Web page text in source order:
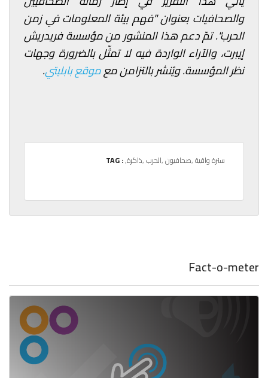
والصحافيات بعنوان "فهم بيئة المعلومات في زمن
الحرب". تمّ دعم هذا المنشور من مؤسسة فريدريش
إيبرت، والآراء الواردة فيه لا تمثّل بالضرورة وجهات
نظر المؤسسة. ويُنشر بالتزامن معموقع بابليتي.
TAG : ,سترة واقية,صحافيون,الحرب,ذاكرة
Fact-o-meter